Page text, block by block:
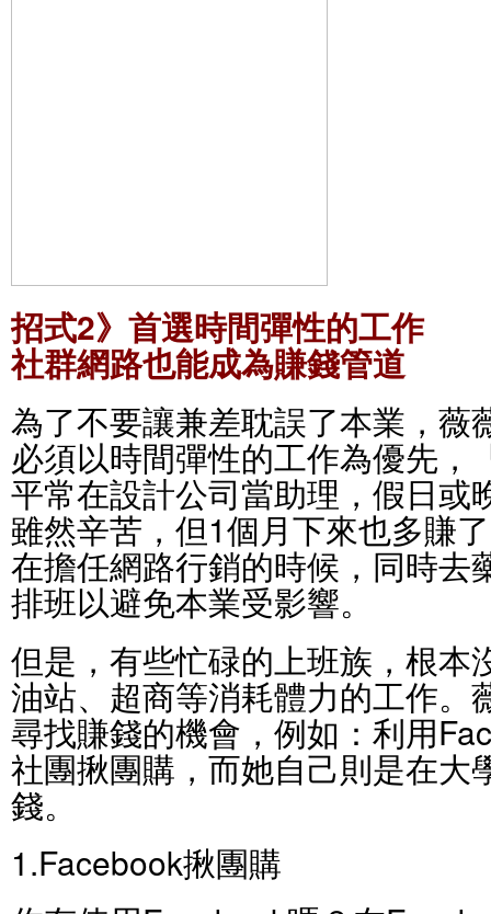
招式2》首選時間彈性的工作
社群網路也能成為賺錢管道
為了不要讓兼差耽誤了本業，薇
必須以時間彈性的工作為優先，
平常在設計公司當助理，假日或
雖然辛苦，但1個月下來也多賺
在擔任網路行銷的時候，同時去
排班以避免本業受影響。
但是，有些忙碌的上班族，根本
油站、超商等消耗體力的工作。
尋找賺錢的機會，例如：利用
社團揪團購，而她自己則是在大
錢。
1.Facebook揪團購